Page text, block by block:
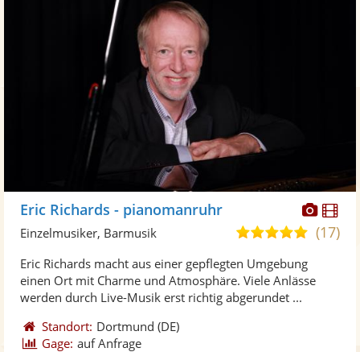
Eric Richards - pianomanruhr
5,0
5
(17)
Einzelmusiker, Barmusik
Eric Richards macht aus einer gepflegten Umgebung
einen Ort mit Charme und Atmosphäre. Viele Anlässe
werden durch Live-Musik erst richtig abgerundet ...
Standort: Dortmund (DE)
Gage: auf Anfrage